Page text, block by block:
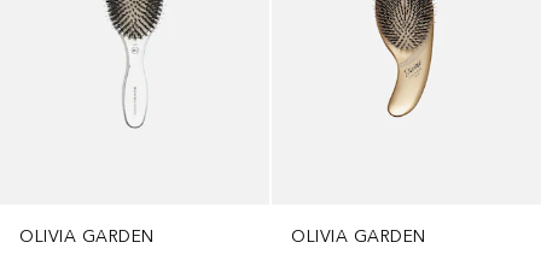
OLIVIA GARDEN
OLIVIA GARDEN